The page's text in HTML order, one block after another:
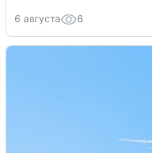
6 августа 6